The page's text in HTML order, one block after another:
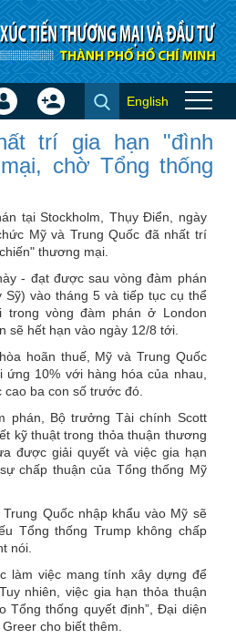
trí gia hạn
mại, chờ
đồng ý - Tin
Tạo
khoản
English
×
trí gia hạn "đình
chờ Tổng thống
tại Stockholm, Thụy Điển, ngày
Mỹ và Trung Quốc đã nhất trí
thương mại.
- đạt được sau vòng đàm phán
Sỹ) vào tháng 5 và tiếp tục cụ thể
trong vòng đàm phán ở London
sẽ hết hạn vào ngày 12/8 tới.
hoãn thuế, Mỹ và Trung Quốc
10% với hàng hóa của nhau,
ba con số trước đó.
phán, Bộ trưởng Tài chính Scott
kỹ thuật trong thỏa thuận thương
được giải quyết và việc gia hạn
chấp thuận của Tổng thống Mỹ
Quốc nhập khẩu vào Mỹ sẽ
Tổng thống Trump không chấp
nói.
làm việc mang tính xây dựng để
nhiên, việc gia hạn thỏa thuận
Tổng thống quyết định”, Đại diện
cho biết thêm.